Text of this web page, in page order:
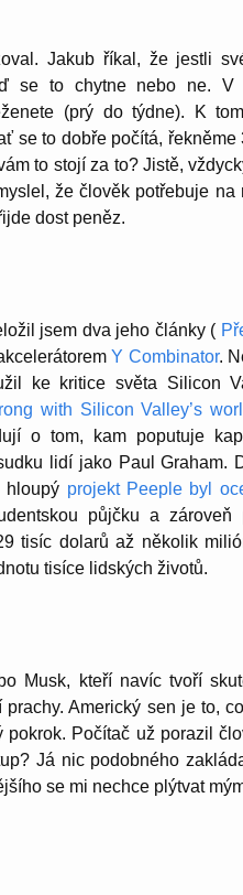
Jakub říkal, že jestli
se to chytne nebo ne. V
(prý do týdne). K
se to dobře počítá,
to stojí za to? Jistě,
že člověk potřebuje
dost peněz.
jsem dva jeho články (
Y Combinator.
ke kritice světa Silicon
with Silicon Valley’s
o tom, kam poputuje
lidí jako Paul Graham.
hloupý projekt Peeple byl
půjčku a zároveň
tisíc dolarů až několik
tisíce lidských životů.
Musk, kteří navíc tvoří
Americký sen je to,
pokrok. Počítač už porazil
Já nic podobného
se mi nechce plýtvat